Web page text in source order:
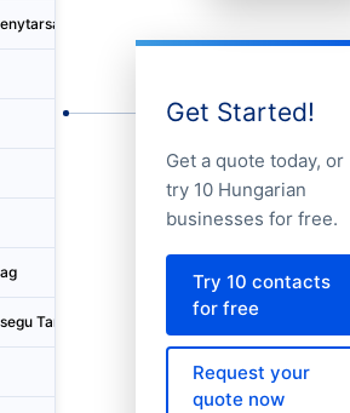
Hungary Paks
Hungary Budapest
Hungary Vecsés
Hungary Budapest
Tarsasag Hungary
Hungary Budapest
Get Started!
Get a quote today, or
try 10 Hungarian
businesses for free.
Try 10 contacts
for free
Request your
quote now